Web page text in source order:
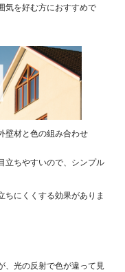
気を好む方におすすめで
壁材と色の組み合わせ
立ちやすいので、シンプル
ちにくくする効果がありま
、光の反射で色が違って見